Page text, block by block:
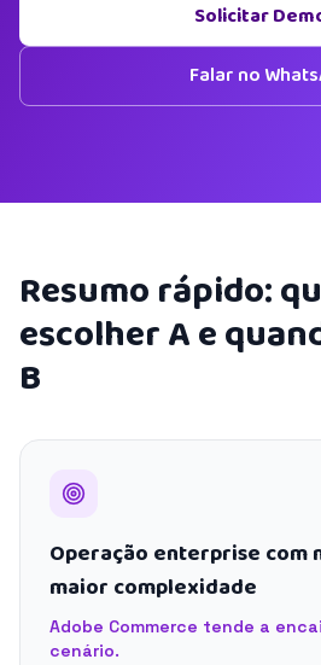
Solicitar
Falar no
Resumo rápido:
escolher A e
B
Operação enterprise com
maior complexidade
Adobe Commerce tende a
cenário.